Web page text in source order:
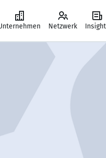
Netzwerk